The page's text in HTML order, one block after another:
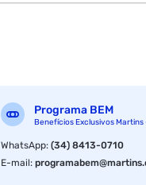
Programa BEM
Benefícios Exclusivos Martins
WhatsApp:(34) 8413-0710
E-mail: